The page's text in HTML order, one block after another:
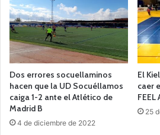
Dos errores socuellaminos
hacen que la UD Socuéllamos
caiga 1-2 ante el Atlético de
Madrid B
4 de diciembre de 2022
El
caer
25